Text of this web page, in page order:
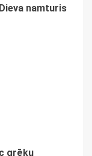
namturis
grēku